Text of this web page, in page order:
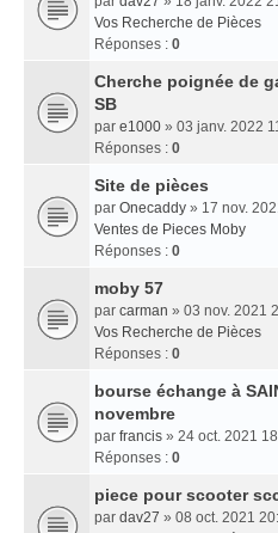
Vos Recherche de Pièces
Réponses : 0
Cherche poignée de
SB
par e1000 » 03 janv. 2022
Réponses : 0
Site de pièces
par Onecaddy » 17 nov.
Ventes de Pieces Moby
Réponses : 0
moby 57
par carman » 03 nov. 2021
Vos Recherche de Pièces
Réponses : 0
bourse échange à
novembre
par francis » 24 oct. 2021
Réponses : 0
piece pour scooter
par dav27 » 08 oct. 2021